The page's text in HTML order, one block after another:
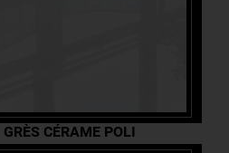
GRÈS CÉRAME POLI